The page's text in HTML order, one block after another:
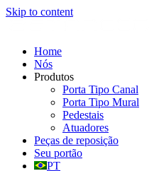
Skip to content
Home
Nós
Produtos
Porta Tipo Canal
Porta Tipo Mural
Pedestais
Atuadores
Peças de reposição
Seu portão
PT